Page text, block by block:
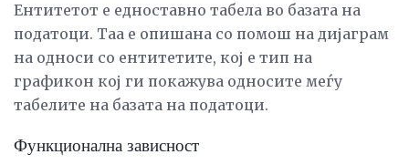
Ентитетот е едноставно табела во базата на
податоци. Таа е опишана со помош на дијаграм
на односи со ентитетите, кој е тип на
графикон кој ги покажува односите меѓу
табелите на базата на податоци.
Функционална зависност